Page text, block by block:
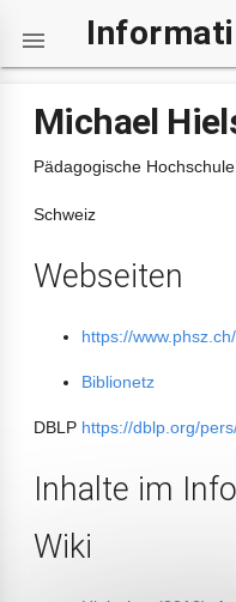

Michael
Pädagogische
Schweiz
Webseiten
https://
Biblionetz
DBLP https://dblp.org/
Inhalte im
Wiki